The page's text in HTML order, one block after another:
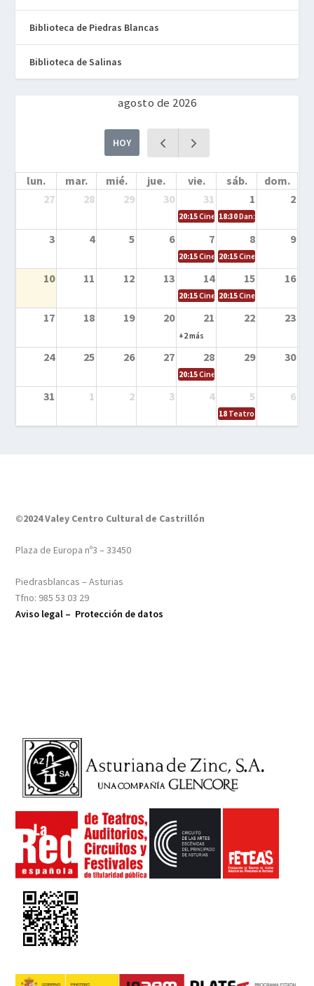
Biblioteca de Piedras Blancas
Biblioteca de Salinas
agosto de 2026
HOY
lun. mar. mié. jue. vie. sáb.
dom.
27
28 29 30 31 1 2
20:15Cine en la calle – Cómo
18:30Danza – Cita en el
3 4 5 6 7 8 9
20:15Cine en la calle – El niño y la
20:15Cine en la calle –
10 11 12 13 14 15 16
20:15Cine en la calle – Tortugas
20:15Cine en la calle –
17 18 19 20 21 22 23
+2 más
24 25 26 27 28 29 30
20:15Cine en el calle – Tintín y el
31 1 2 3 4 5 6
18 Teatro – Tres
©2024 Valey Centro Cultural de Castrillón
Plaza de Europa nº3 – 33450
Piedrasblancas – Asturias
Tfno: 985 53 03 29
Aviso legal – Protección de datos